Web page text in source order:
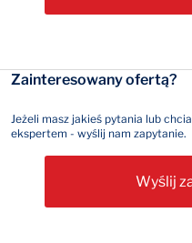
Zainteresowany ofertą?
Jeżeli masz jakieś pytania lub
ekspertem - wyślij nam zapytanie.
Wyślij